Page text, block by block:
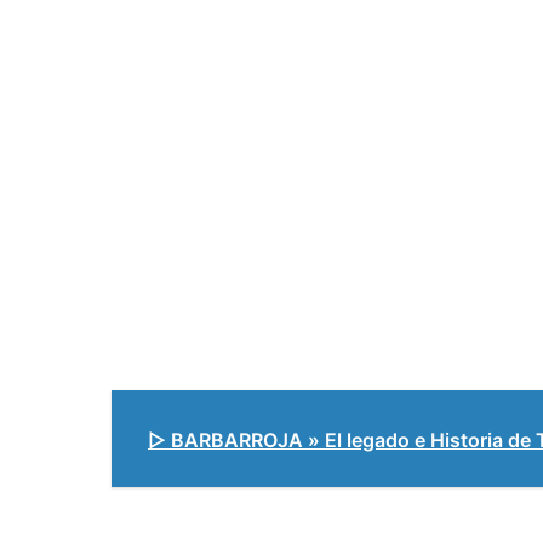
▷ BARBARROJA » El legado e Historia de